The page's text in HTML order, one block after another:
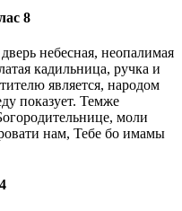
8
небесная, неопалимая
кадильница, ручка и
является, народом
показует. Темже
моли
нам, Тебе бо имамы